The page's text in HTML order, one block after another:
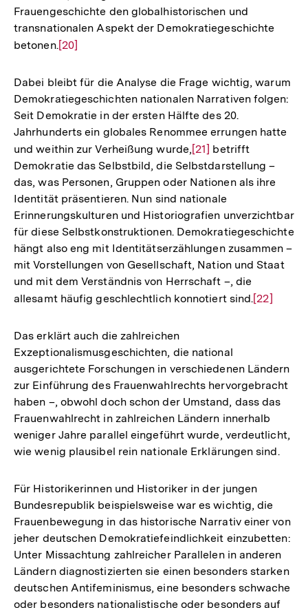
Frauengeschichte den globalhistorischen und
transnationalen Aspekt der Demokratiegeschichte
betonen.Zur
der
Fußnote
[20]
Dabei bleibt für die Analyse die Frage wichtig, warum
Demokratiegeschichten nationalen Narrativen folgen:
Seit Demokratie in der ersten Hälfte des 20.
Jahrhunderts ein globales Renommee errungen hatte
und weithin zur Verheißung wurde,Zur
Auflösung
der
Fußnote
[21] betrifft
Demokratie das Selbstbild, die Selbstdarstellung –
das, was Personen, Gruppen oder Nationen als ihre
Identität präsentieren. Nun sind nationale
Erinnerungskulturen und Historiografien unverzichtbar
für diese Selbstkonstruktionen. Demokratiegeschichte
hängt also eng mit Identitätserzählungen zusammen –
mit Vorstellungen von Gesellschaft, Nation und Staat
und mit dem Verständnis von Herrschaft –, die
allesamt häufig geschlechtlich konnotiert sind.Zur
[22]
Das erklärt auch die zahlreichen
Exzeptionalismusgeschichten, die national
ausgerichtete Forschungen in verschiedenen Ländern
zur Einführung des Frauenwahlrechts hervorgebracht
haben –, obwohl doch schon der Umstand, dass das
Frauenwahlrecht in zahlreichen Ländern innerhalb
weniger Jahre parallel eingeführt wurde, verdeutlicht,
wie wenig plausibel rein nationale Erklärungen sind.
Für Historikerinnen und Historiker in der jungen
Bundesrepublik beispielsweise war es wichtig, die
Frauenbewegung in das historische Narrativ einer von
jeher deutschen Demokratiefeindlichkeit einzubetten:
Unter Missachtung zahlreicher Parallelen in anderen
Ländern diagnostizierten sie einen besonders starken
deutschen Antifeminismus, eine besonders schwache
oder besonders nationalistische oder besonders auf